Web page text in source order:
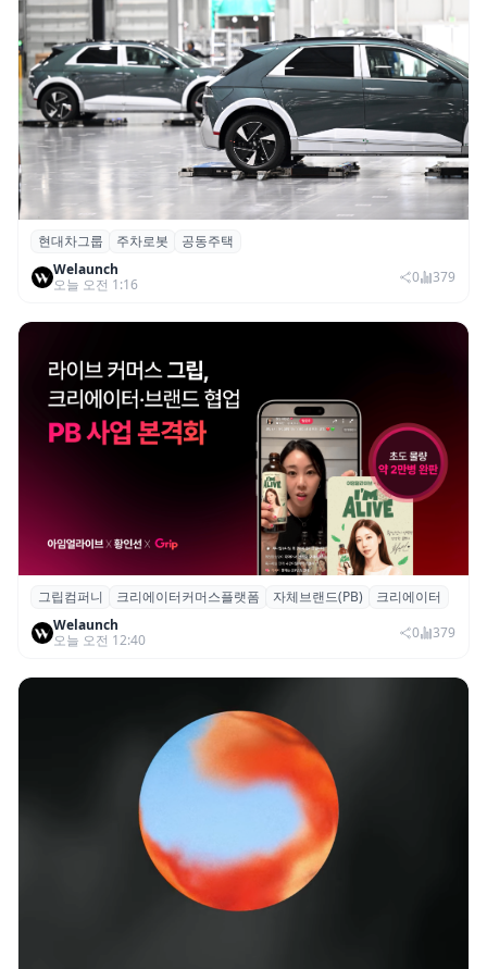
현대차그룹, 아파트 단지 내 공동주택 주차
로봇 실증 추진
현대차그룹 주차로봇
공동주택
Welaunch
오늘 오전 1:16
0 379
그립, 크리에이터·브랜드 협업 브랜드(PB)
진행...첫 콜라보 2시간 만에 완판
그립컴퍼니 크리에이터커머스플랫폼 자체브랜드(PB)
크리에이터
Welaunch
오늘 오전 12:40
0 379